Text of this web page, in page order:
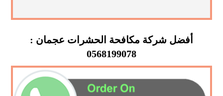
أفضل شركة مكافحة الحشرات عجمان :
0568199078